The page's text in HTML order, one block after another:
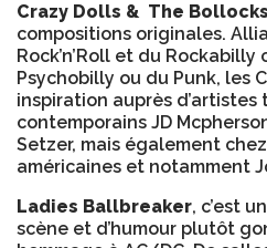
Crazy Dolls & The Bollocks
compositions originales.
Rock’n’Roll et du
Psychobilly ou du Punk, les
inspiration auprès d’artistes
contemporains JD
Setzer, mais également
américaines et notamment
Ladies Ballbreaker, c’est
scène et d’humour plutôt